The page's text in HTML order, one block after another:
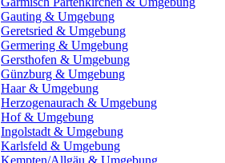
Gauting & Umgebung
Geretsried & Umgebung
Germering & Umgebung
Gersthofen & Umgebung
Günzburg & Umgebung
Haar & Umgebung
Herzogenaurach & Umgebung
Hof & Umgebung
Ingolstadt & Umgebung
Karlsfeld & Umgebung
Kempten/Allgäu & Umgebung